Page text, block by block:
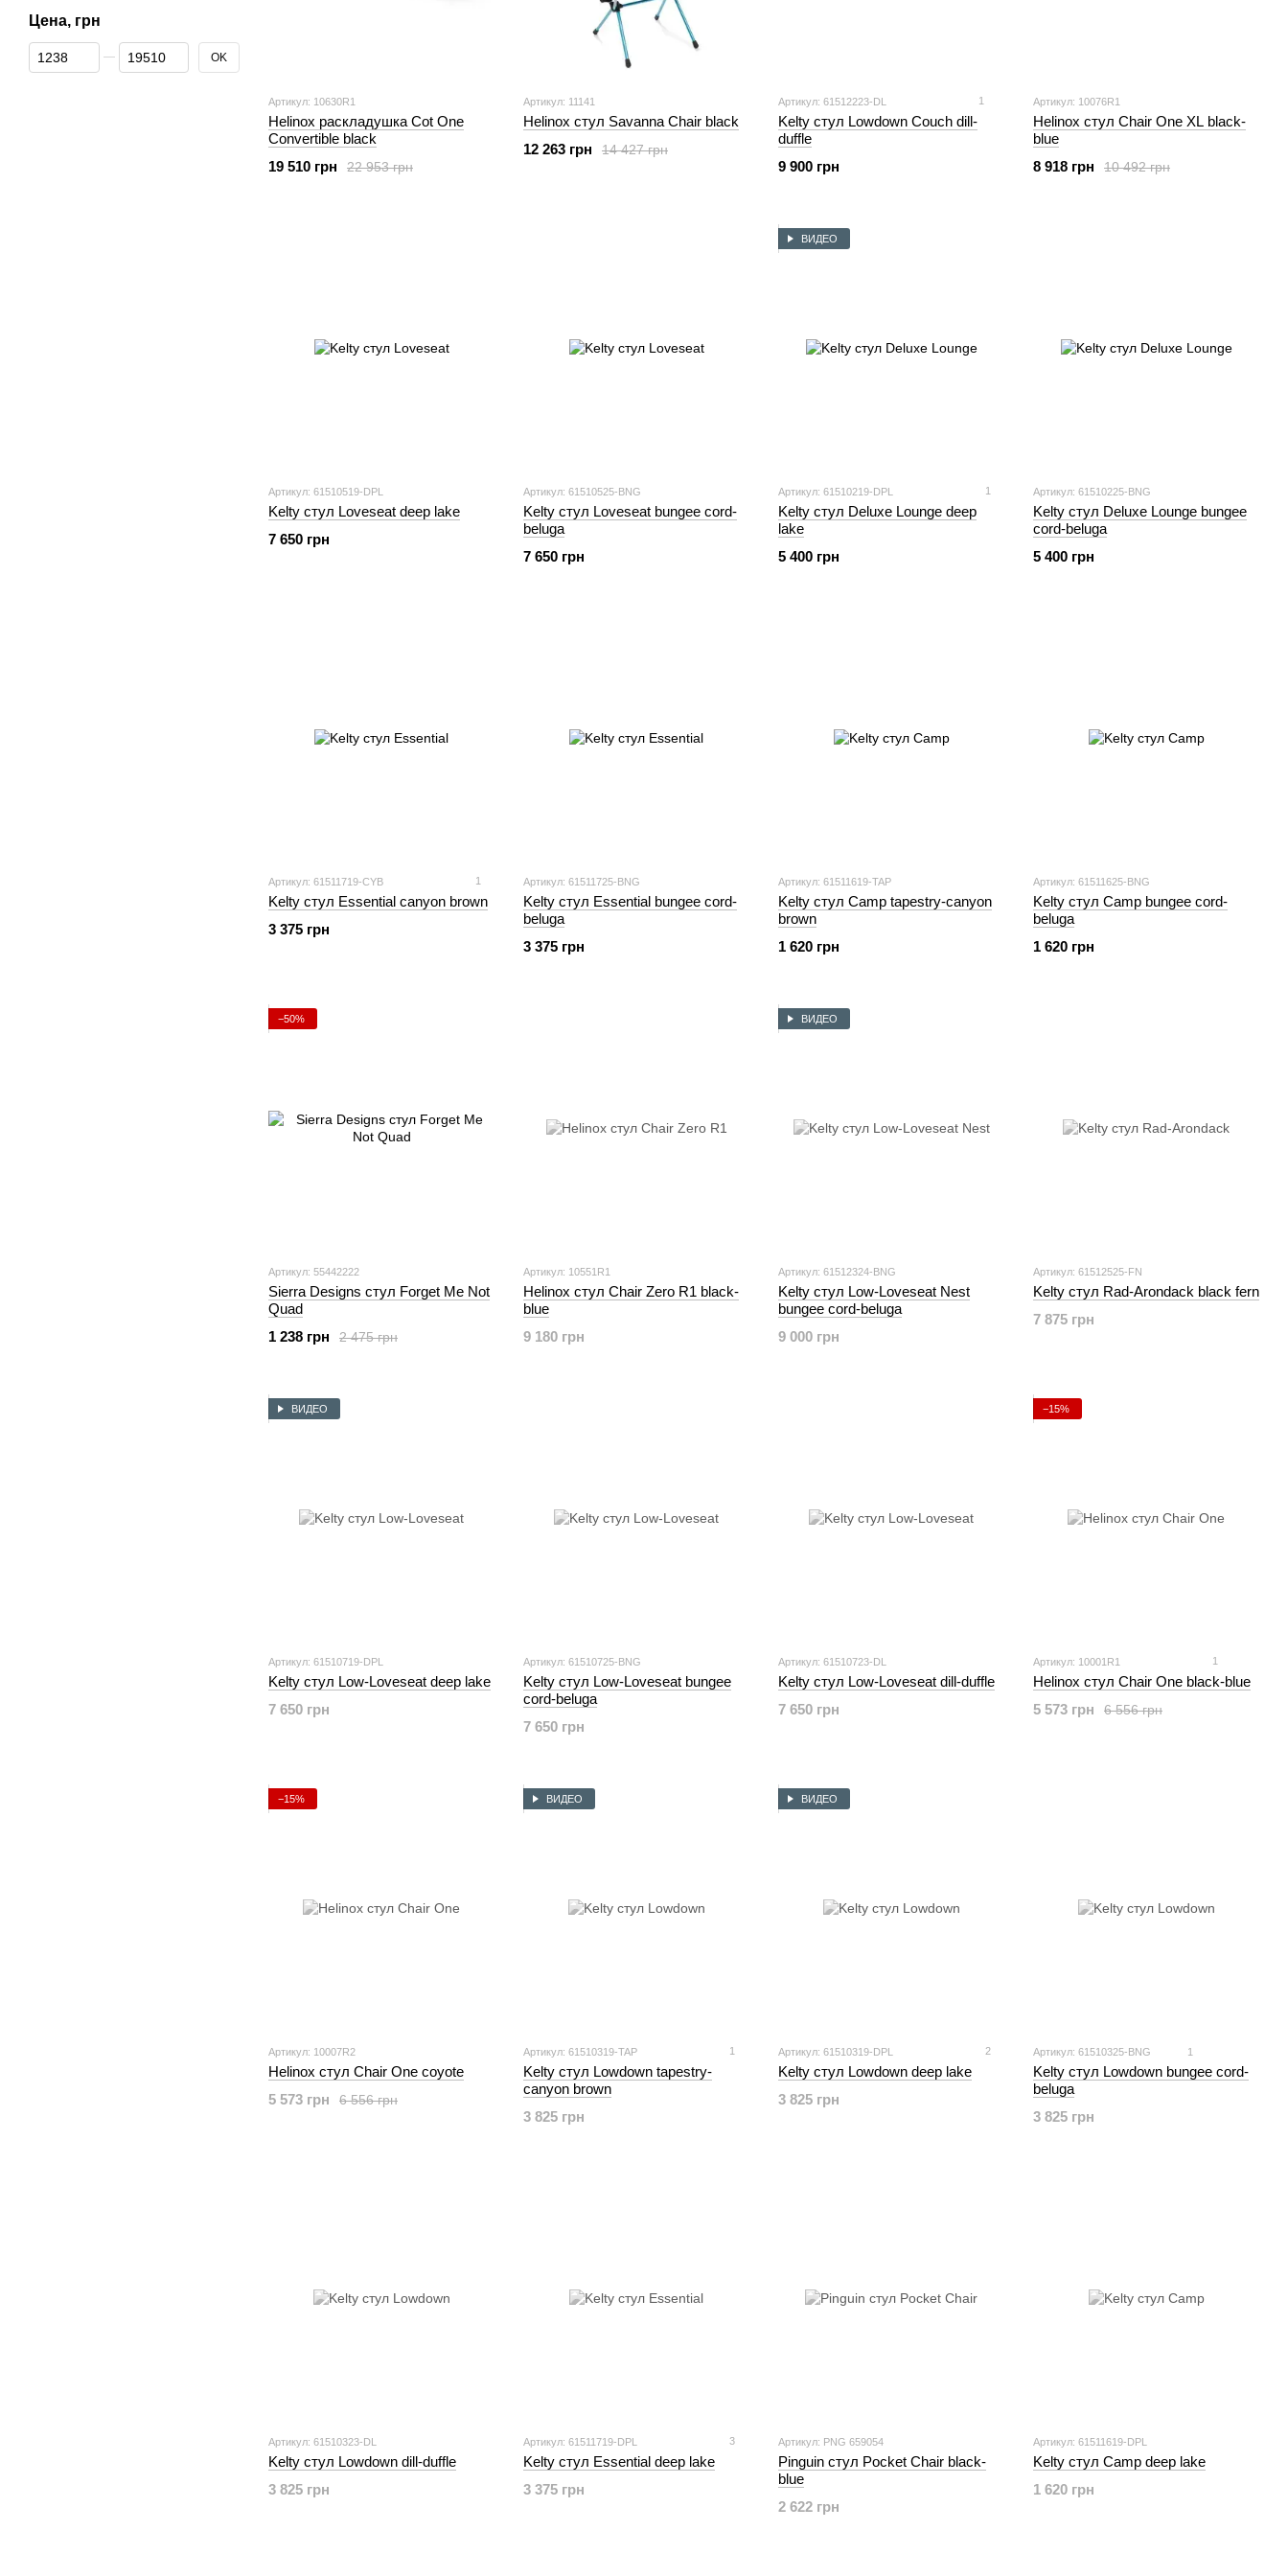
Артикул: 10630R1
Helinox раскладушка Cot One
Convertible black
22 953 грн
19 510 грн
Артикул: 11141
Helinox стул Savanna Chair black
14 427 грн
12 263 грн
Артикул: 61512223-DL 1
Kelty стул Lowdown Couch dill-
duffle
9 900 грн
Артикул: 10076R1
Helinox стул Chair One XL black-
blue
10 492 грн
8 918 грн
Артикул: 61510519-DPL
Kelty стул Loveseat deep lake
7 650 грн
Артикул: 61510525-BNG
Kelty стул Loveseat bungee cord-
beluga
7 650 грн
ВИДЕО
Артикул: 61510219-DPL 1
Kelty стул Deluxe Lounge deep
lake
5 400 грн
Артикул: 61510225-BNG
Kelty стул Deluxe Lounge bungee
cord-beluga
5 400 грн
Артикул: 61511719-CYB 1
Kelty стул Essential canyon brown
3 375 грн
Артикул: 61511725-BNG
Kelty стул Essential bungee cord-
beluga
3 375 грн
Артикул: 61511619-TAP
Kelty стул Camp tapestry-canyon
brown
1 620 грн
Артикул: 61511625-BNG
Kelty стул Camp bungee cord-
beluga
1 620 грн
−50%
Артикул: 55442222
Sierra Designs стул Forget Me Not
Quad
2 475 грн
1 238 грн
Артикул: 10551R1
Helinox стул Chair Zero R1 black-
blue
9 180 грн
ВИДЕО
Артикул: 61512324-BNG
Kelty стул Low-Loveseat Nest
bungee cord-beluga
9 000 грн
Артикул: 61512525-FN
Kelty стул Rad-Arondack black fern
7 875 грн
ВИДЕО
Артикул: 61510719-DPL
Kelty стул Low-Loveseat deep lake
7 650 грн
Артикул: 61510725-BNG
Kelty стул Low-Loveseat bungee
cord-beluga
7 650 грн
Артикул: 61510723-DL
Kelty стул Low-Loveseat dill-duffle
7 650 грн
−15%
Артикул: 10001R1 1
Helinox стул Chair One black-blue
6 556 грн
5 573 грн
−15%
Артикул: 10007R2
Helinox стул Chair One coyote
6 556 грн
5 573 грн
ВИДЕО
Артикул: 61510319-TAP 1
Kelty стул Lowdown tapestry-
canyon brown
3 825 грн
ВИДЕО
Артикул: 61510319-DPL 2
Kelty стул Lowdown deep lake
3 825 грн
Артикул: 61510325-BNG 1
Kelty стул Lowdown bungee cord-
beluga
3 825 грн
Артикул: 61510323-DL
Kelty стул Lowdown dill-duffle
3 825 грн
Артикул: 61511719-DPL 3
Kelty стул Essential deep lake
3 375 грн
Артикул: PNG 659054
Pinguin стул Pocket Chair black-
blue
2 622 грн
Артикул: 61511619-DPL
Kelty стул Camp deep lake
1 620 грн
Цена, грн
От Цена, грн
До Цена, грн OK